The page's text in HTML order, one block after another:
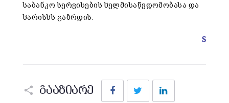
საბანკო სერვისების ხელმისაწვდომობასა და
ხარისხს გაზრდის.
S
გააზიარე
FacebookTwitter